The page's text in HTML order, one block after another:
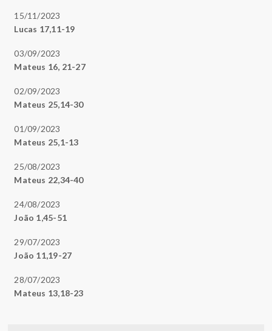
15/11/2023
Lucas 17,11-19
03/09/2023
Mateus 16, 21-27
02/09/2023
Mateus 25,14-30
01/09/2023
Mateus 25,1-13
25/08/2023
Mateus 22,34-40
24/08/2023
João 1,45-51
29/07/2023
João 11,19-27
28/07/2023
Mateus 13,18-23